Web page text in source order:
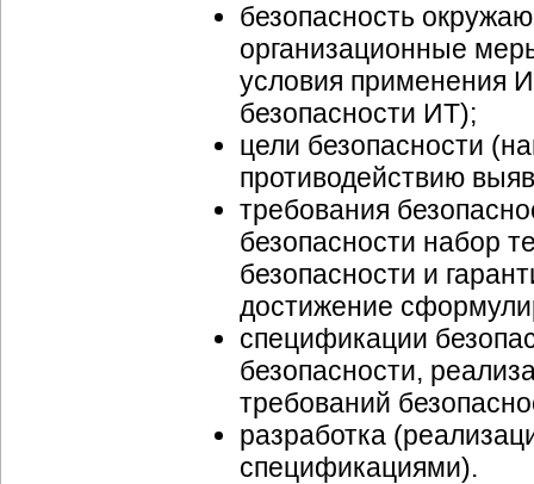
безопасность
организационные
условия применения
безопасности ИТ);
цели безопасности
противодействию
требования
безопасности набор
безопасности и
достижение
спецификации
безопасности,
требований
разработка
спецификациями).